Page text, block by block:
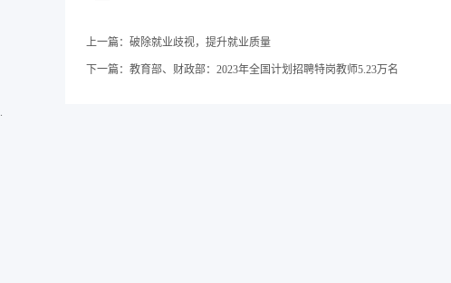
上一篇： 破除就业歧视，提升就业质量
下一篇： 教育部、财政部：2023年全国计划招聘特岗教师5.23万名